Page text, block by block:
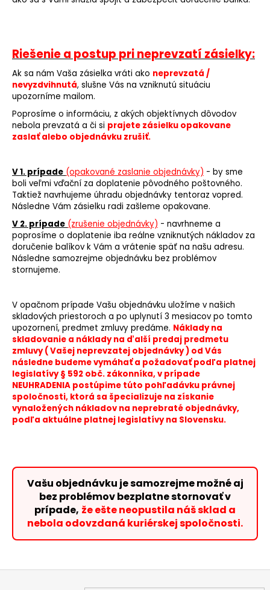
Riešenie a postup pri neprevzatí zásielky:
Ak sa nám Vaša zásielka vráti ako neprevzatá /
nevyzdvihnutá, slušne Vás na vzniknutú situáciu
upozorníme mailom.
Poprosíme o informáciu, z akých objektívnych dôvodov
nebola prevzatá a či si prajete zásielku opakovane
zaslať alebo objednávku zrušiť.
V 1. prípade (opakované zaslanie objednávky) - by sme
boli veľmi vďační za doplatenie pôvodného poštovného.
Taktiež navrhujeme úhradu objednávky tentoraz vopred.
Následne Vám zásielku radi zašleme opakovane.
V 2. prípade (zrušenie objednávky) - navrhneme a
poprosíme o doplatenie iba reálne vzniknutých nákladov za
doručenie balíkov k Vám a vrátenie späť na našu adresu.
Následne samozrejme objednávku bez problémov
stornujeme.
V opačnom prípade Vašu objednávku uložíme v našich
skladových priestoroch a po uplynutí 3 mesiacov po tomto
upozornení, predmet zmluvy predáme. Náklady na
skladovanie a náklady na ďalší predaj predmetu
zmluvy ( Vašej neprevzatej objednávky ) od Vás
následne budeme vymáhať a požadovať podľa platnej
legislatívy § 592 obč. zákonníka, v prípade
NEUHRADENIA postúpime túto pohľadávku právnej
spoločnosti, ktorá sa špecializuje na získanie
vynaložených nákladov na neprebraté objednávky,
podľa aktuálne platnej legislatívy na Slovensku.
Vašu objednávku je samozrejme možné aj
bez problémov bezplatne stornovať v
prípade, že ešte neopustila náš sklad a
nebola odovzdaná kuriérskej spoločnosti.